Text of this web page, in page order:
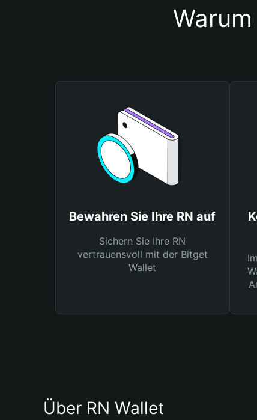
Bewahren Sie Ihre RN auf
Sichern Sie Ihre RN
vertrauensvoll mit der Bitget
Wallet
Über RN Wallet